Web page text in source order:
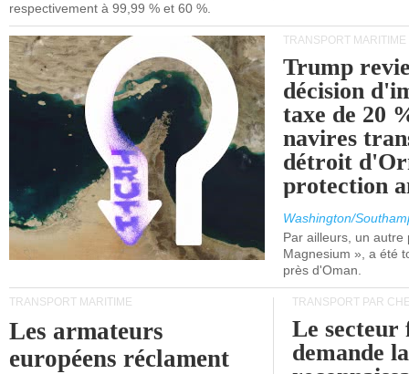
respectivement à 99,99 % et 60 %.
TRANSPORT MARITIME
Trump
décision
taxe de 20
navires
détroit
protection
Washington/
Par ailleurs, un autre
Magnesium », a été
près d'Oman.
TRANSPORT MARITIME
Les armateurs
européens réclament
TRANSPORT PAR
Le
demande la